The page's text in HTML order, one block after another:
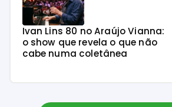
Ivan Lins 80 no Araújo Vianna:
o show que revela o que não
cabe numa coletânea